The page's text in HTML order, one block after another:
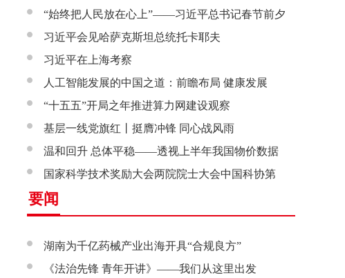
“始终把人民放在心上”——习近平总书记春节前夕
赴辽宁看望慰问基层干部群众纪实
习近平会见哈萨克斯坦总统托卡耶夫
习近平在上海考察
人工智能发展的中国之道：前瞻布局 健康发展
“十五五”开局之年推进算力网建设观察
基层一线党旗红丨挺膺冲锋 同心战风雨
温和回升 总体平稳——透视上半年我国物价数据
国家科学技术奖励大会两院院士大会中国科协第
十一次全国代表大会在京召开
要闻
湖南为千亿药械产业出海开具“合规良方”
《法治先锋 青年开讲》——我们从这里出发